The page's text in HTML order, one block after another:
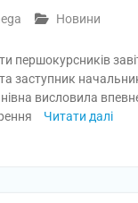
Новини
першокурсників
заступник
висловила
Читати далі